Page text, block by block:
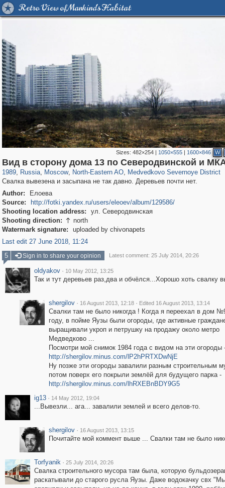
Retro View of Mankind's Habitat
Sizes:482×254 | 1050×555 | 1600×846 W
Вид в сторону дома 13 по Северодвинской и
1989, Russia
1,406,910 29,248
, Moscow
319,861 8,286
, North-Eastern AO
24,490 250
, Medvedkovo Severnoye District
510 1
Свалка вывезена и засыпана не так давно. Деревьев почти нет.
Author:
Елоева
Source:
http://fotki.yandex.ru/users/eleoev/album/129586/
Shooting location address:
ул. Северодвинская
Shooting direction:  north
Watermark signature:
uploaded by chivonapets
Last edit 27 June 2018, 11:24
5
Sign in to share your opinion Latest comment: 25 July 2014, 20:26
oldyakov · 10 May 2012, 13:25
Так и тут деревьев раз,два и обчёлся...Хорошо хоть свалку
shergilov · 16 August 2013, 12:18 · Edited 16 August 2013, 13:14
Свалки там не было никогда ! Когда я переехал в дом
году, в пойме Яузы были огороды, где активные
выращивали укроп и петрушку на продажу около метро
Медведково ...
Посмотри мой снимок 1984 года с видом на эти огороды
http://shergilov.minus.com/lP2hPRTXDwNjE
Ну позже эти огороды завалили разным строительным
потом поверх его покрыли землёй для будущего парка -
http://shergilov.minus.com/lhRXEBnBDY9G5
ig13 · 14 May 2012, 19:04
...Вывезли... ага... завалили землей и всего делов-то.
shergilov · 16 August 2013, 13:15
Почитайте мой коммент выше ... Свалки там не было
Torfyanik · 25 July 2014, 20:26
Свалка строительного мусора там была, которую
раскатывали до старого русла Яузы. Даже водокачку свх